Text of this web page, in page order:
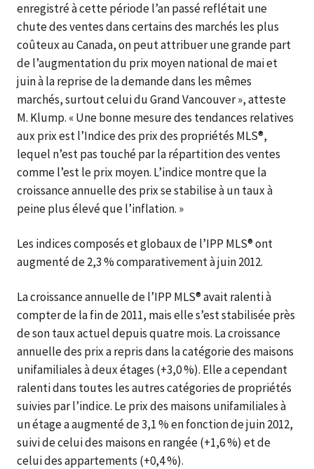
enregistré à cette période l’an passé reflétait une
chute des ventes dans certains des marchés les plus
coûteux au Canada, on peut attribuer une grande part
de l’augmentation du prix moyen national de mai et
juin à la reprise de la demande dans les mêmes
marchés, surtout celui du Grand Vancouver », atteste
M. Klump. « Une bonne mesure des tendances relatives
aux prix est l’Indice des prix des propriétés MLS®,
lequel n’est pas touché par la répartition des ventes
comme l’est le prix moyen. L’indice montre que la
croissance annuelle des prix se stabilise à un taux à
peine plus élevé que l’inflation. »
Les indices composés et globaux de l’IPP MLS® ont
augmenté de 2,3 % comparativement à juin 2012.
La croissance annuelle de l’IPP MLS® avait ralenti à
compter de la fin de 2011, mais elle s’est stabilisée près
de son taux actuel depuis quatre mois. La croissance
annuelle des prix a repris dans la catégorie des maisons
unifamiliales à deux étages (+3,0 %). Elle a cependant
ralenti dans toutes les autres catégories de propriétés
suivies par l’indice. Le prix des maisons unifamiliales à
un étage a augmenté de 3,1 % en fonction de juin 2012,
suivi de celui des maisons en rangée (+1,6 %) et de
celui des appartements (+0,4 %).